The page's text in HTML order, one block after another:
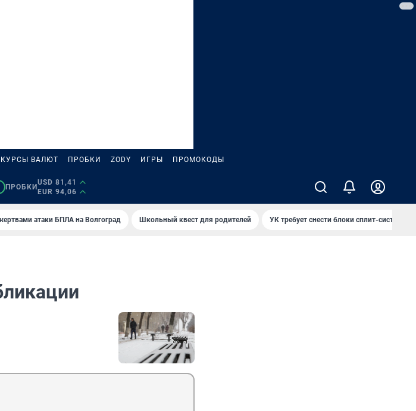
КУРСЫ ВАЛЮТ ПРОБКИ ZODY ИГРЫ ПРОМОКОДЫ
ПРОБКИ
USD 81,41
EUR 94,06
атаки БПЛА на Волгоград Школьный квест для родителей УК требует снести блоки сплит-систем